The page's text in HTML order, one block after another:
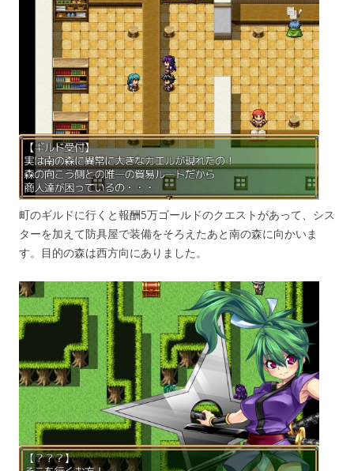
町のギルドに行くと報酬5万ゴールドのクエストがあって、シス
ターを加えて防具屋で装備をそろえたあと南の森に向かいま
す。目的の森は西方向にありました。